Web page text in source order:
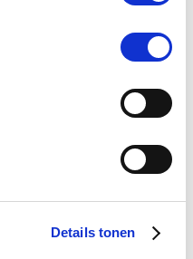
Details tonen
scheermes